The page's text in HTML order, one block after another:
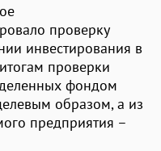
проверку
инвестирования в
проверки
фондом
образом, а из
предприятия –